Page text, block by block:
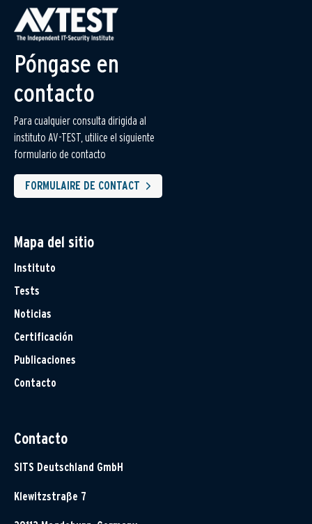
Póngase en
contacto
Para cualquier consulta dirigida al
instituto AV-TEST, utilice el siguiente
formulario de contacto
FORMULAIRE DE CONTACT
Mapa del sitio
Instituto
Tests
Noticias
Certificación
Publicaciones
Contacto
Contacto
SITS Deutschland GmbH
Klewitzstraße 7